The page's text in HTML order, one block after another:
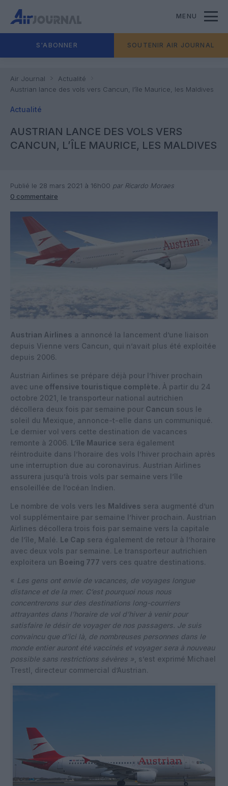
MENU
S'ABONNER SOUTENIR AIR JOURNAL
Air Journal
Actualité
Austrian lance des vols vers Cancun, l’île Maurice, les Maldives
Actualité
AUSTRIAN LANCE DES VOLS VERS
CANCUN, L’ÎLE MAURICE, LES MALDIVES
Publié le 28 mars 2021 à 16h00 par Ricardo Moraes
0 commentaire
Austrian Airlines a annoncé la lancement d’une liaison
depuis Vienne vers Cancun, qui n’avait plus été exploitée
depuis 2006.
Austrian Airlines se prépare déjà pour l’hiver prochain
avec une offensive touristique complète. À partir du 24
octobre 2021, le transporteur national autrichien
décollera deux fois par semaine pour Cancun sous le
soleil du Mexique, annonce-t-elle dans un communiqué.
Le dernier vol vers cette destination de vacances
remonte à 2006. L’île Maurice sera également
réintroduite dans l’horaire des vols l’hiver prochain après
une interruption due au coronavirus. Austrian Airlines
assurera jusqu’à trois vols par semaine vers l’île
ensoleillée de l’océan Indien.
Le nombre de vols vers les Maldives sera augmenté d’un
vol supplémentaire par semaine l’hiver prochain. Austrian
Airlines décollera trois fois par semaine vers la capitale
de l’île, Malé. Le Cap sera également de retour à l’horaire
avec deux vols par semaine. Le transporteur autrichien
exploitera un Boeing 777 vers ces quatre destinations.
« Les gens ont envie de vacances, de voyages longue
distance et de la mer. C’est pourquoi nous nous
concentrerons sur des destinations long-courriers
attrayantes dans l’horaire de vol d’hiver à venir pour
satisfaire le désir de voyager de nos passagers. Je suis
convaincu que d’ici là, de nombreuses personnes dans le
monde entier auront été vaccinés et voyager sera à nouveau
possible sans restrictions sévères » , s’est exprimé Michael
Trestl, directeur commercial d’Austrian.